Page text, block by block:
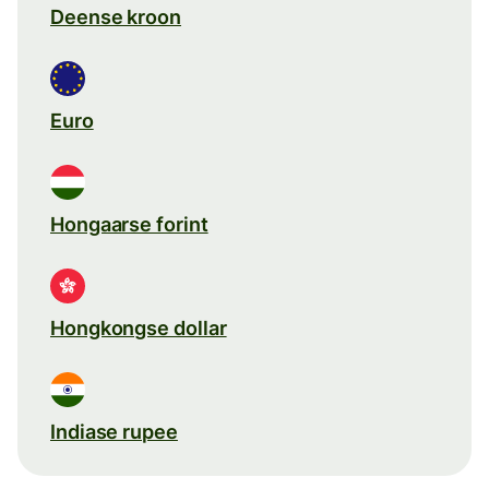
Deense kroon
Euro
Hongaarse forint
Hongkongse dollar
Indiase rupee